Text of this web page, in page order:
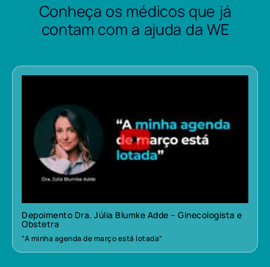
Conheça os médicos que já
contam com a ajuda da WE
Depoimento Dra. Júlia Blumke Adde – Ginecologista e
Obstetra
“A minha agenda de março está lotada”